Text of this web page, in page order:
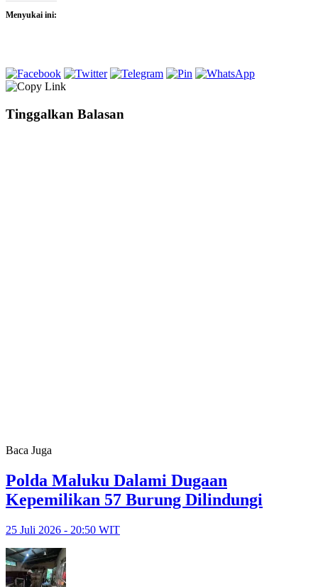
Menyukai ini:
Tinggalkan Balasan
Baca Juga
Polda Maluku Dalami Dugaan
Kepemilikan 57 Burung Dilindungi
25 Juli 2026 - 20:50 WIT